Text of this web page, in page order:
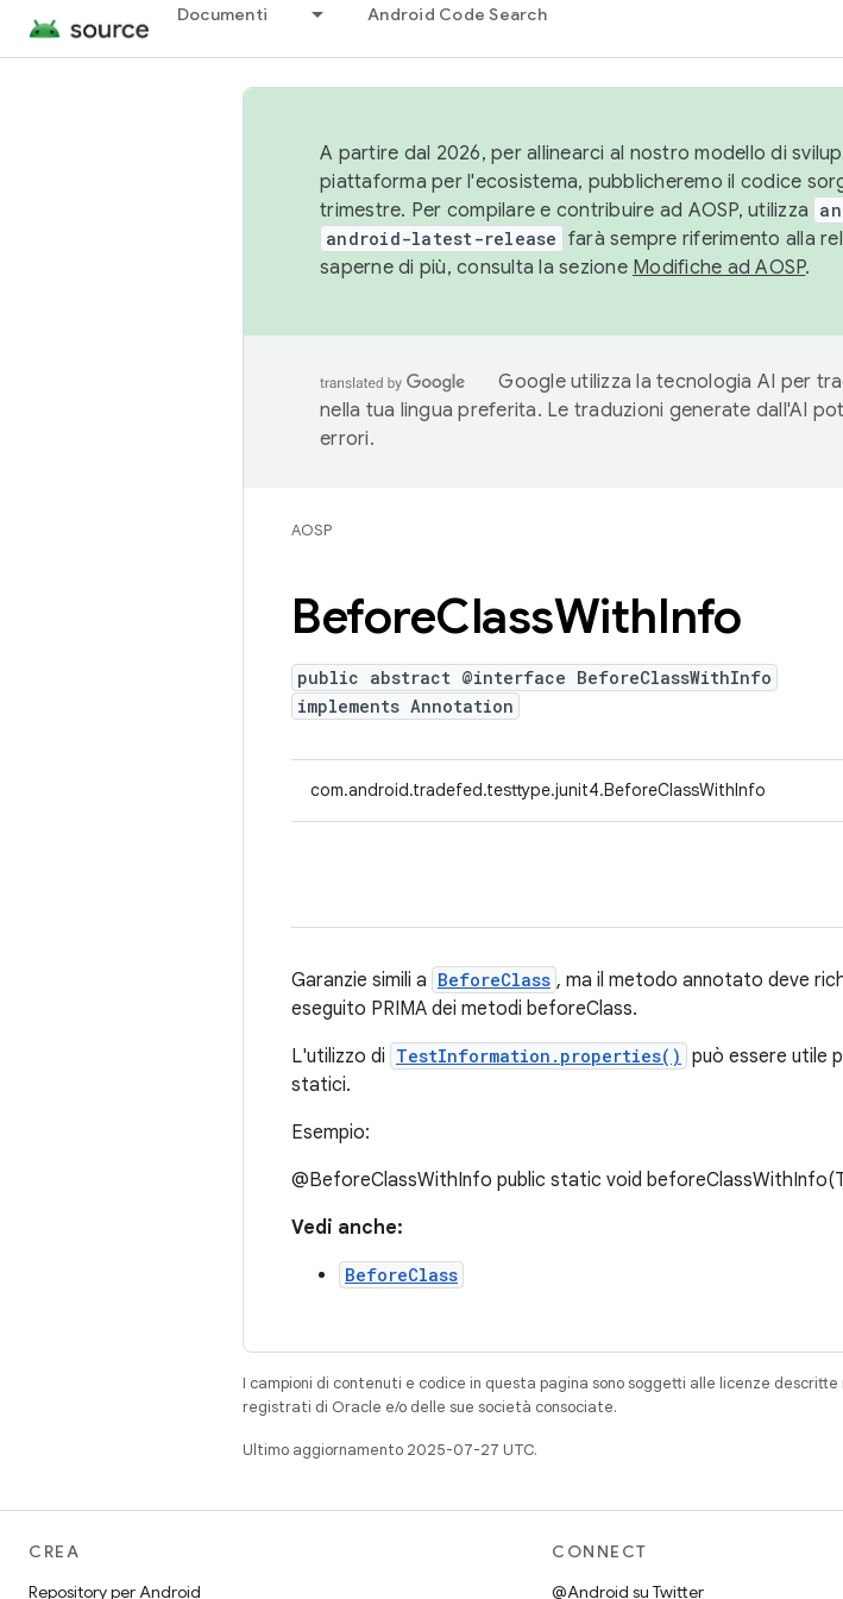
Documenti Android Code Search
A partire dal 2026, per allinearci al nostro modello di
piattaforma per l'ecosistema, pubblicheremo il codice
trimestre. Per compilare e contribuire ad AOSP, utilizza
android-latest-release farà sempre riferimento alla
saperne di più, consulta la sezione Modifiche ad AOSP.
Google utilizza la tecnologia AI per
nella tua lingua preferita. Le traduzioni generate dall'AI
errori.
AOSP
BeforeClassWithInfo
public abstract @interface BeforeClassWithInfo
implements Annotation
com.android.tradefed.testtype.junit4.BeforeClassWithInfo
Garanzie simili a BeforeClass , ma il metodo annotato deve
eseguito PRIMA dei metodi beforeClass.
L'utilizzo di TestInformation.properties() può essere utile
statici.
Esempio:
@BeforeClassWithInfo public static void
Vedi anche:
BeforeClass
I campioni di contenuti e codice in questa pagina sono soggetti alle licenze descritte
registrati di Oracle e/o delle sue società consociate.
Ultimo aggiornamento 2025-07-27 UTC.
CREA
Repository per Android
CONNECT
@Android su Twitter